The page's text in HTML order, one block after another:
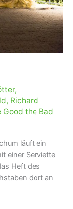
,
, Richard
Good the Bad
läuft ein
einer Serviette
Heft des
dort an